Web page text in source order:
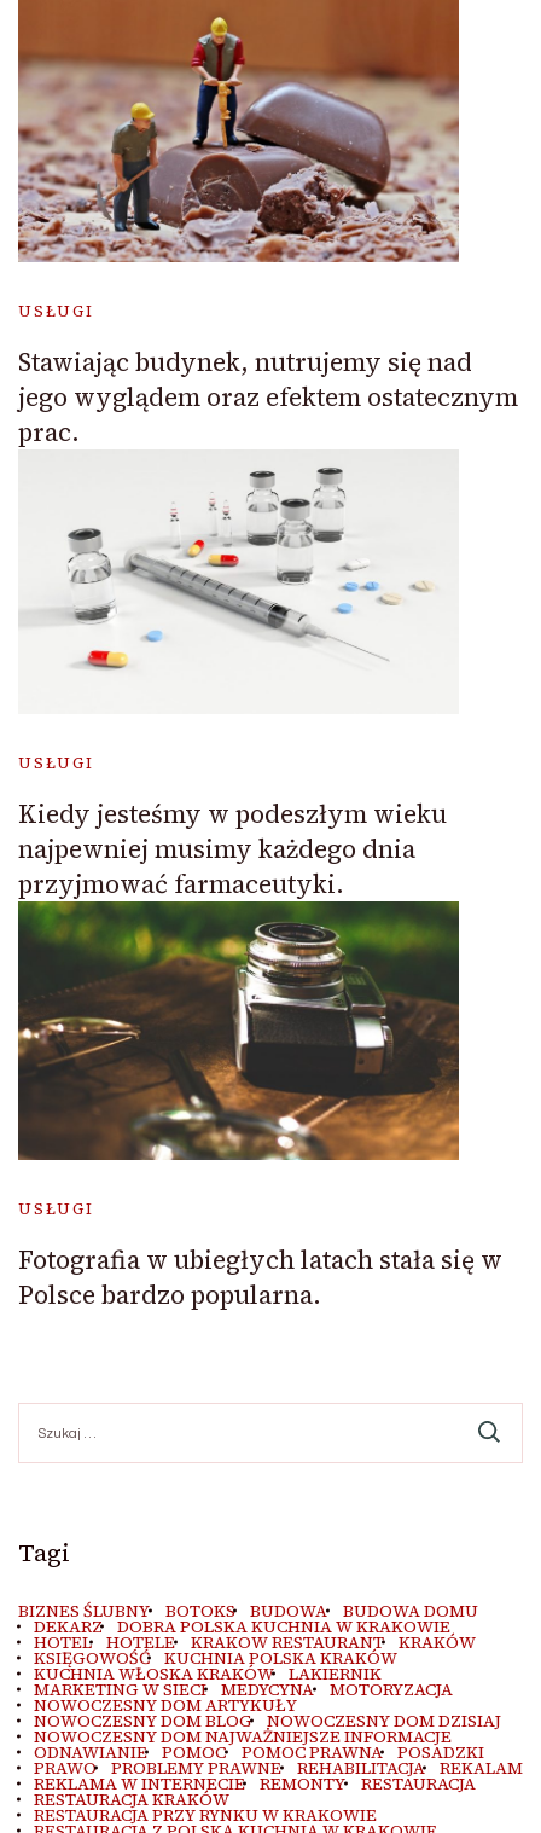
USŁUGI
Stawiając budynek, nutrujemy się nad
jego wyglądem oraz efektem ostatecznym
prac.
USŁUGI
Kiedy jesteśmy w podeszłym wieku
najpewniej musimy każdego dnia
przyjmować farmaceutyki.
USŁUGI
Fotografia w ubiegłych latach stała się w
Polsce bardzo popularna.
Tagi
BIZNES ŚLUBNY BOTOKS BUDOWA BUDOWA DOMU
DEKARZ DOBRA POLSKA KUCHNIA W KRAKOWIE
HOTEL HOTELE KRAKOW RESTAURANT KRAKÓW
KSIĘGOWOŚĆ KUCHNIA POLSKA KRAKÓW
KUCHNIA WŁOSKA KRAKÓW LAKIERNIK
MARKETING W SIECI MEDYCYNA MOTORYZACJA
NOWOCZESNY DOM ARTYKUŁY
NOWOCZESNY DOM BLOG NOWOCZESNY DOM DZISIAJ
NOWOCZESNY DOM NAJWAŻNIEJSZE INFORMACJE
ODNAWIANIE POMOC POMOC PRAWNA POSADZKI
PRAWO PROBLEMY PRAWNE REHABILITACJA REKALAM
REKLAMA W INTERNECIE REMONTY RESTAURACJA
RESTAURACJA KRAKÓW
RESTAURACJA PRZY RYNKU W KRAKOWIE